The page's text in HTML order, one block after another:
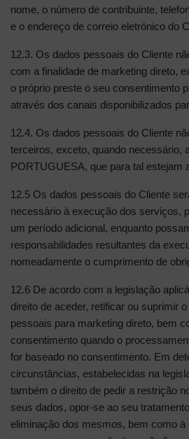
nome, o número de contribuinte,
e o endereço de correio eletrónico do
12.3. Os dados pessoais do Cliente
com a finalidade de marketing direto,
o próprio preste o seu consentimento
através dos canais disponibilizados
12.4. Os dados pessoais do Cliente
terceiros, exceto, quando necessário,
PORTUGUESA, que para tal estejam
12.5 Os dados pessoais do Cliente
necessário à execução dos serviços,
um período adicional, enquanto
responsabilidades resultantes da
nomeadamente o cumprimento de
12.6 De acordo com a legislação
direito de aceder, retificar ou suprimir
pessoais para marketing direto, bem
consentimento quando o
for baseado no consentimento. Em
circunstâncias, estabelecidas na
também o direito de pedir a restrição
seus dados, opor-se ao seu
eliminação dos mesmos, bem como à